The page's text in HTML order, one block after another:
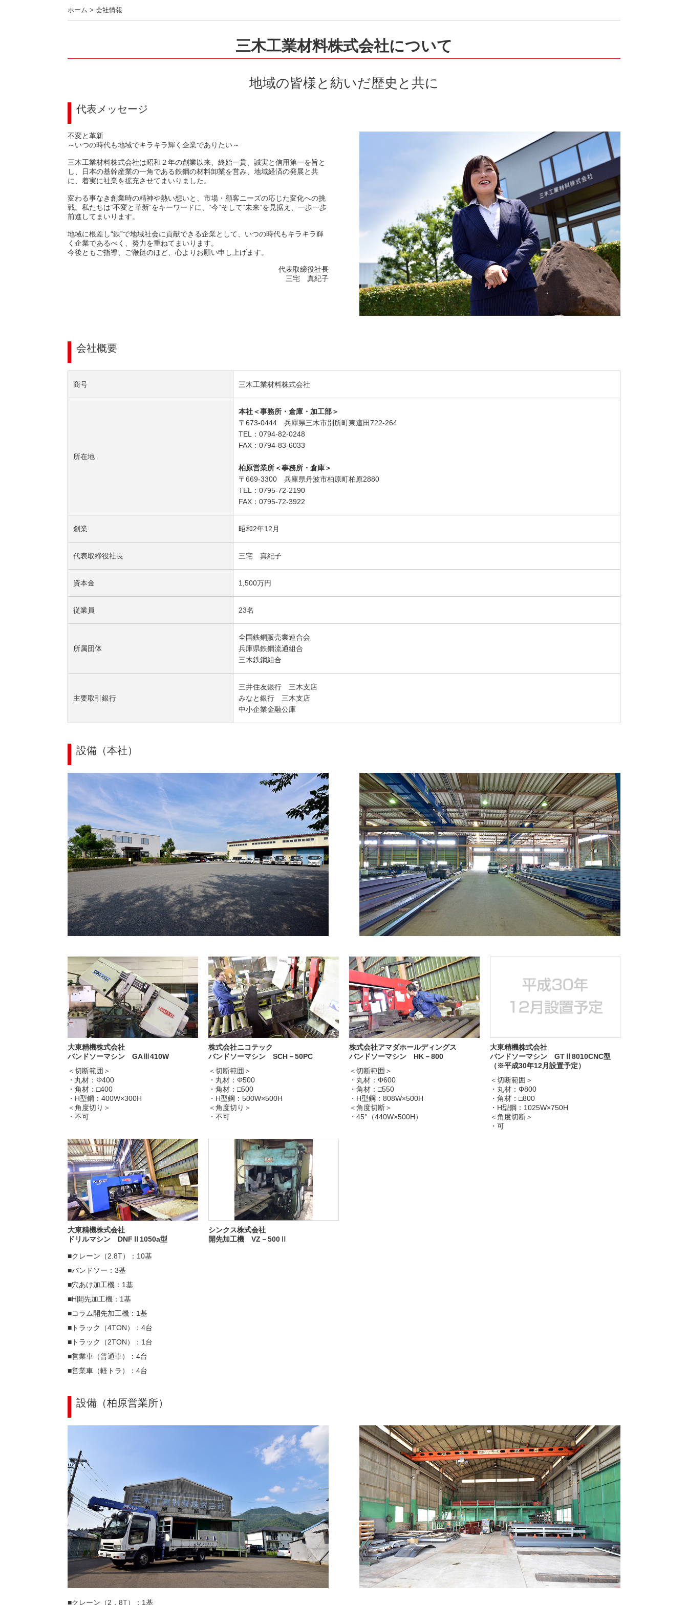
ホーム > 会社情報
三木工業材料株式会社について
地域の皆様と紡いだ歴史と共に
代表メッセージ
不変と革新
～いつの時代も地域でキラキラ輝く企業でありたい～
三木工業材料株式会社は昭和２年の創業以来、終始一貫、誠実と信用第一を旨と
し、日本の基幹産業の一角である鉄鋼の材料卸業を営み、地域経済の発展と共
に、着実に社業を拡充させてまいりました。
変わる事なき創業時の精神や熱い想いと、市場・顧客ニーズの応じた変化への挑
戦。私たちは“不変と革新”をキーワードに、“今”そして“未来”を見据え、一歩一歩
前進してまいります。
地域に根差し“鉄”で地域社会に貢献できる企業として、いつの時代もキラキラ輝
く企業であるべく、努力を重ねてまいります。
今後ともご指導、ご鞭撻のほど、心よりお願い申し上げます。
代表取締役社長
三宅 真紀子
会社概要
商号 三木工業材料株式会社
所在地
本社＜事務所・倉庫・加工部＞
〒673-0444 兵庫県三木市別所町東這田722-264
TEL：0794-82-0248
FAX：0794-83-6033
柏原営業所＜事務所・倉庫＞
〒669-3300 兵庫県丹波市柏原町柏原2880
TEL：0795-72-2190
FAX：0795-72-3922
創業 昭和2年12月
代表取締役社長 三宅 真紀子
資本金 1,500万円
従業員 23名
所属団体
全国鉄鋼販売業連合会
兵庫県鉄鋼流通組合
三木鉄鋼組合
主要取引銀行
三井住友銀行 三木支店
みなと銀行 三木支店
中小企業金融公庫
設備（本社）
大東精機株式会社
バンドソーマシン GAⅢ410W
＜切断範囲＞
・丸材：Φ400
・角材：□400
・H型鋼：400W×300H
＜角度切り＞
・不可
株式会社ニコテック
バンドソーマシン SCH－50PC
＜切断範囲＞
・丸材：Φ500
・角材：□500
・H型鋼：500W×500H
＜角度切り＞
・不可
株式会社アマダホールディングス
バンドソーマシン HK－800
＜切断範囲＞
・丸材：Φ600
・角材：□550
・H型鋼：808W×500H
＜角度切断＞
・45°（440W×500H）
大東精機株式会社
バンドソーマシン GTⅡ8010CNC型
（※平成30年12月設置予定）
＜切断範囲＞
・丸材：Φ800
・角材：□800
・H型鋼：1025W×750H
＜角度切断＞
・可
大東精機株式会社
ドリルマシン DNFⅡ1050a型
シンクス株式会社
開先加工機 VZ－500Ⅱ
■クレーン（2.8T）：10基
■バンドソー：3基
■穴あけ加工機：1基
■H開先加工機：1基
■コラム開先加工機：1基
■トラック（4TON）：4台
■トラック（2TON）：1台
■営業車（普通車）：4台
■営業車（軽トラ）：4台
設備（柏原営業所）
■クレーン（2．8T）：1基